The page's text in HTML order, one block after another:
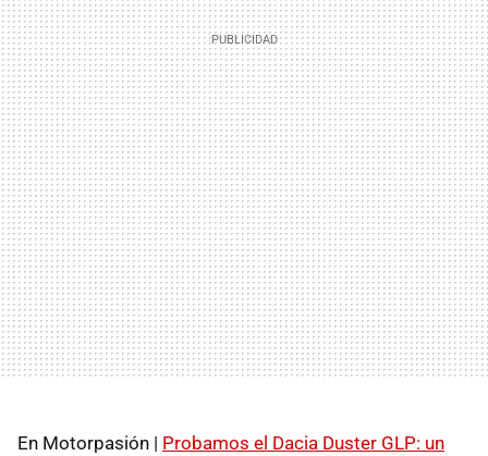
En Motorpasión | Probamos el Dacia Duster GLP: un